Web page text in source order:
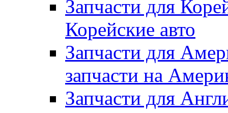
Запчасти для
Корейские авто
Запчасти для
запчасти на
Запчасти для